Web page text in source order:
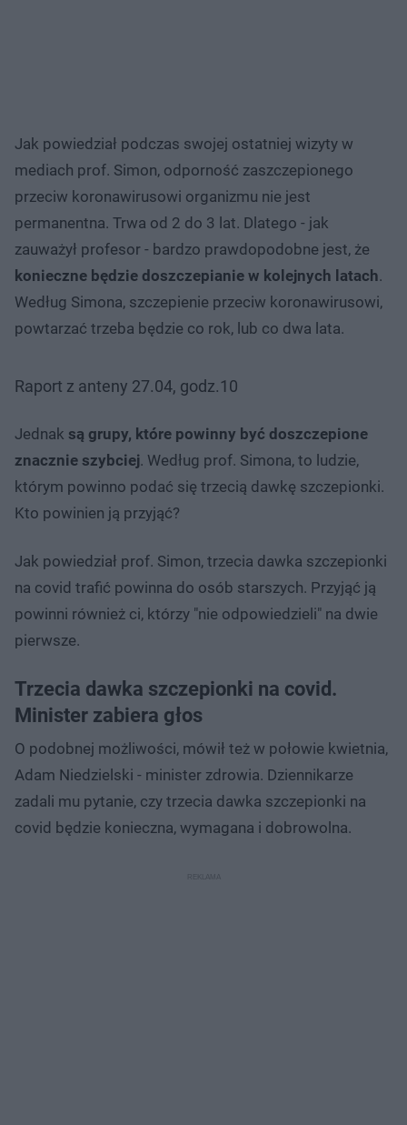
Jak powiedział podczas swojej ostatniej wizyty w
mediach prof. Simon, odporność zaszczepionego
przeciw koronawirusowi organizmu nie jest
permanentna. Trwa od 2 do 3 lat. Dlatego - jak
zauważył profesor - bardzo prawdopodobne jest, że
konieczne będzie doszczepianie w kolejnych latach.
Według Simona, szczepienie przeciw koronawirusowi,
powtarzać trzeba będzie co rok, lub co dwa lata.
Raport z anteny 27.04, godz.10
Jednak są grupy, które powinny być doszczepione
znacznie szybciej. Według prof. Simona, to ludzie,
którym powinno podać się trzecią dawkę szczepionki.
Kto powinien ją przyjąć?
Jak powiedział prof. Simon, trzecia dawka szczepionki
na covid trafić powinna do osób starszych. Przyjąć ją
powinni również ci, którzy "nie odpowiedzieli" na dwie
pierwsze.
Trzecia dawka szczepionki na covid.
Minister zabiera głos
O podobnej możliwości, mówił też w połowie kwietnia,
Adam Niedzielski - minister zdrowia. Dziennikarze
zadali mu pytanie, czy trzecia dawka szczepionki na
covid będzie konieczna, wymagana i dobrowolna.